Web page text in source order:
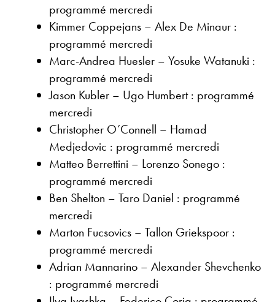
programmé mercredi
Kimmer Coppejans – Alex De Minaur :
programmé mercredi
Marc-Andrea Huesler – Yosuke Watanuki :
programmé mercredi
Jason Kubler – Ugo Humbert : programmé
mercredi
Christopher O’Connell – Hamad
Medjedovic : programmé mercredi
Matteo Berrettini – Lorenzo Sonego :
programmé mercredi
Ben Shelton – Taro Daniel : programmé
mercredi
Marton Fucsovics – Tallon Griekspoor :
programmé mercredi
Adrian Mannarino – Alexander Shevchenko
: programmé mercredi